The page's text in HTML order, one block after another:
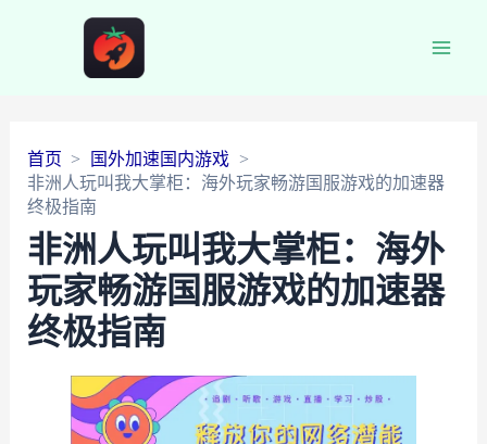
首页
国外加速国内游戏
非洲人玩叫我大掌柜：海外玩家畅游国服游戏的加速器
终极指南
非洲人玩叫我大掌柜：海外
玩家畅游国服游戏的加速器
终极指南